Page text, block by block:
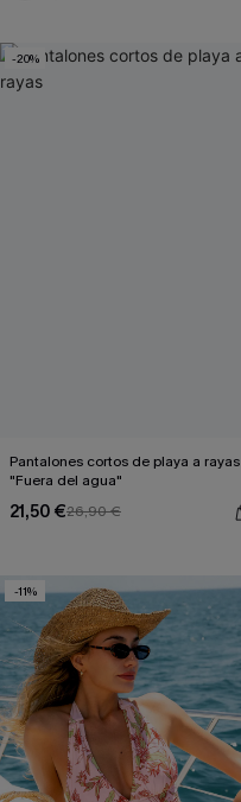
-20%
Pantalones cortos de playa a rayas
"Fuera del agua"
21,50 €26,90 €
-11%